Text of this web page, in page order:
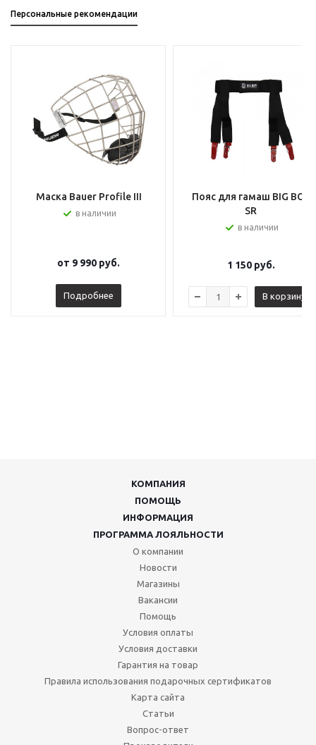
Персональные рекомендации
Маска Bauer Profile III
в наличии
от 9 990 руб.
Подробнее
Пояс для гамаш BIG BOY
SR
в наличии
1 150руб.
В корзину
КОМПАНИЯ
ПОМОЩЬ
ИНФОРМАЦИЯ
ПРОГРАММА ЛОЯЛЬНОСТИ
О компании
Новости
Магазины
Вакансии
Помощь
Условия оплаты
Условия доставки
Гарантия на товар
Правила использования подарочных сертификатов
Карта сайта
Статьи
Вопрос-ответ